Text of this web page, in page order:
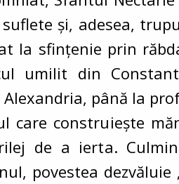
și, adesea,
la sfințenie prin
umilit din
până la
care construiește
de a ierta.
povestea